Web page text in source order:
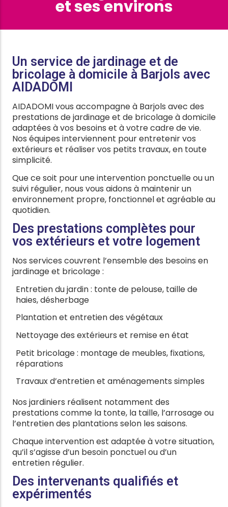
et ses environs
Un service de jardinage et de
bricolage à domicile à Barjols avec
AIDADOMI
AIDADOMI vous accompagne à Barjols avec des
prestations de jardinage et de bricolage à domicile
adaptées à vos besoins et à votre cadre de vie.
Nos équipes interviennent pour entretenir vos
extérieurs et réaliser vos petits travaux, en toute
simplicité.
Que ce soit pour une intervention ponctuelle ou un
suivi régulier, nous vous aidons à maintenir un
environnement propre, fonctionnel et agréable au
quotidien.
Des prestations complètes pour
vos extérieurs et votre logement
Nos services couvrent l’ensemble des besoins en
jardinage et bricolage :
Entretien du jardin : tonte de pelouse, taille de
haies, désherbage
Plantation et entretien des végétaux
Nettoyage des extérieurs et remise en état
Petit bricolage : montage de meubles, fixations,
réparations
Travaux d’entretien et aménagements simples
Nos jardiniers réalisent notamment des
prestations comme la tonte, la taille, l’arrosage ou
l’entretien des plantations selon les saisons.
Chaque intervention est adaptée à votre situation,
qu’il s’agisse d’un besoin ponctuel ou d’un
entretien régulier.
Des intervenants qualifiés et
expérimentés